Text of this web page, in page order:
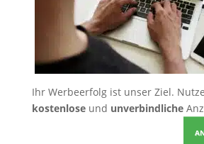
Ihr Werbeerfolg ist unser Ziel.
kostenloseund unverbindliche